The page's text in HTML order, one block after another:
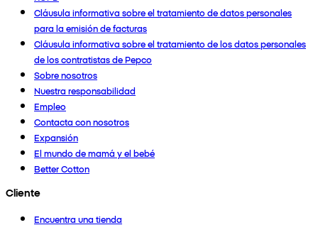
Cláusula informativa sobre el tratamiento de datos personales
para la emisión de facturas
Cláusula informativa sobre el tratamiento de los datos personales
de los contratistas de Pepco
Sobre nosotros
Nuestra responsabilidad
Empleo
Contacta con nosotros
Expansión
El mundo de mamá y el bebé
Better Cotton
Cliente
Encuentra una tienda